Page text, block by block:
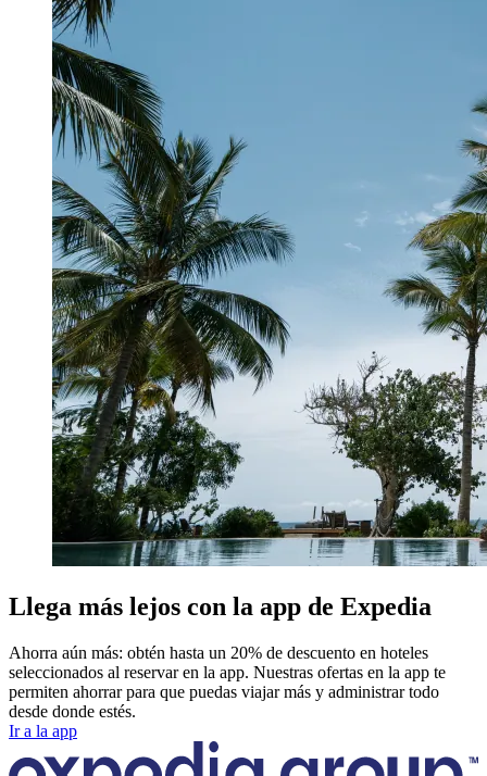
Llega más lejos con la app de Expedia
Ahorra aún más: obtén hasta un 20% de descuento en hoteles
seleccionados al reservar en la app. Nuestras ofertas en la app te
permiten ahorrar para que puedas viajar más y administrar todo
desde donde estés.
Ir a la app